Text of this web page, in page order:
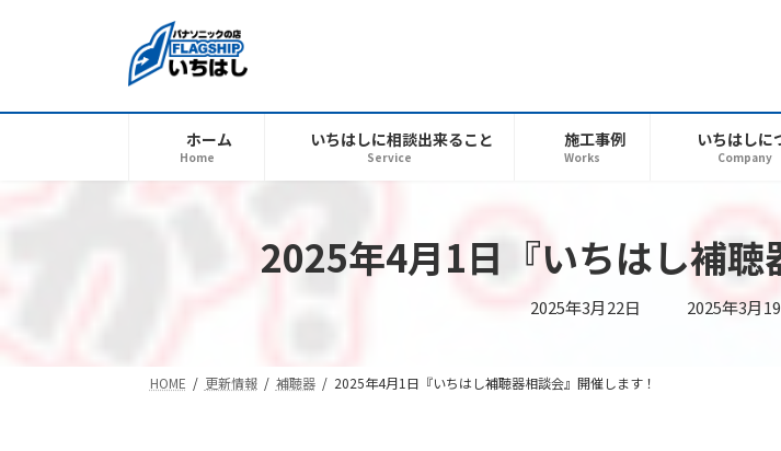
ツ
シ
ホーム
Home
いちはしに相談出来ること
Service
施工事例
Works
いちはしに
Company
2025年4月1日『いちはし補
2025年3月22日 最
終
2025年3月
HOME 更新情報 補聴器 2025年4月1日『いちはし補聴器相談会』開催します！